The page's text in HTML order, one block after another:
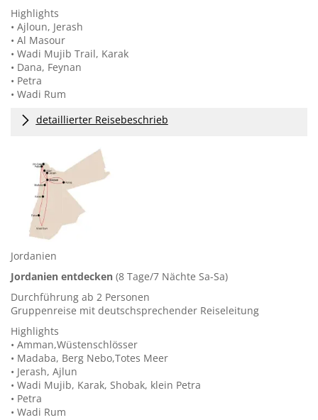
Highlights
• Ajloun, Jerash
• Al Masour
• Wadi Mujib Trail, Karak
• Dana, Feynan
• Petra
• Wadi Rum
detaillierter Reisebeschrieb
Jordanien
Jordanien entdecken (8 Tage/7 Nächte Sa-Sa)
Durchführung ab 2 Personen
Gruppenreise mit deutschsprechender Reiseleitung
Highlights
• Amman,Wüstenschlösser
• Madaba, Berg Nebo,Totes Meer
• Jerash, Ajlun
• Wadi Mujib, Karak, Shobak, klein Petra
• Petra
• Wadi Rum